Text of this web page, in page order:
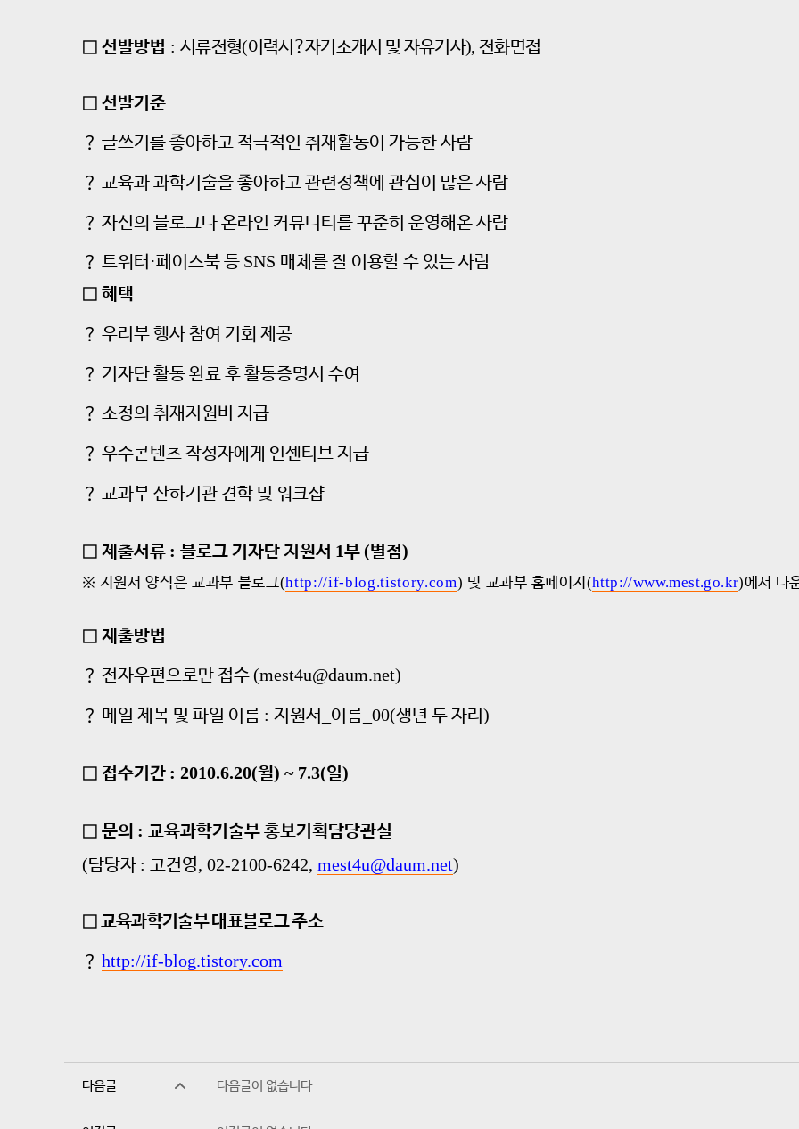
□ 선발방법 : 서류전형(이력서 ?자기소개서 및 자유기사),전화면접
□ 선발기준
？ 글쓰기를 좋아하고 적극적인 취재활동이 가능한 사람
？ 교육과 과학기술을 좋아하고 관련정책에 관심이 많은 사람
？ 자신의 블로그나 온라인 커뮤니티를 꾸준히 운영해온 사람
？ 트위터 ·페이스북 등 SNS 매체를 잘 이용할 수 있는 사람
□ 혜택
？ 우리부 행사 참여 기회 제공
？ 기자단 활동 완료 후 활동증명서 수여
？ 소정의 취재지원비 지급
？ 우수콘텐츠 작성자에게 인센티브 지급
？ 교과부 산하기관 견학 및 워크샵
□ 제출서류 : 블로그 기자단 지원서 1부 (별첨)
※ 지원서 양식은 교과부 블로그(http://if-blog.tistory.com) 및 교과부 홈페이지 (http://www.mest.go.kr)에서 다
□ 제출방법
？ 전자우편으로만 접수(mest4u@daum.net)
？ 메일 제목 및 파일 이름 : 지원서 이름 _00(생년 두 자리 )
□ 접수기간 : 2010.6.20(월) ~ 7.3(일)
□ 문의 : 교육과학기술부 홍보기획담당관실
(담당자 : 고건영, 02-2100-6242, mest4u@daum.net)
□교육과학기술부 대표블로그 주소
？ http://if-blog.tistory.com
다음글 다음글이 없습니다